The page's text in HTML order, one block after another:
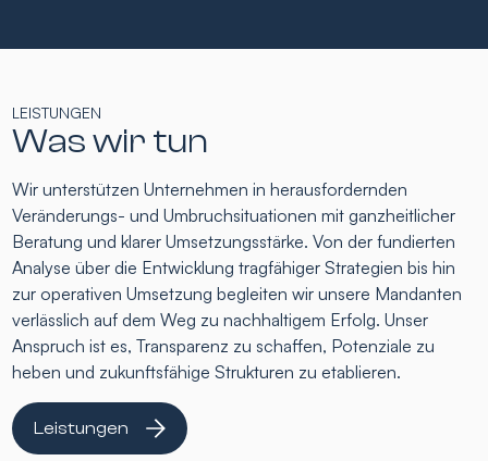
LEISTUNGEN
Was wir tun
Wir unterstützen Unternehmen in herausfordernden
Veränderungs- und Umbruchsituationen mit ganzheitlicher
Beratung und klarer Umsetzungsstärke. Von der fundierten
Analyse über die Entwicklung tragfähiger Strategien bis hin
zur operativen Umsetzung begleiten wir unsere Mandanten
verlässlich auf dem Weg zu nachhaltigem Erfolg. Unser
Anspruch ist es, Transparenz zu schaffen, Potenziale zu
heben und zukunftsfähige Strukturen zu etablieren.
Leistungen